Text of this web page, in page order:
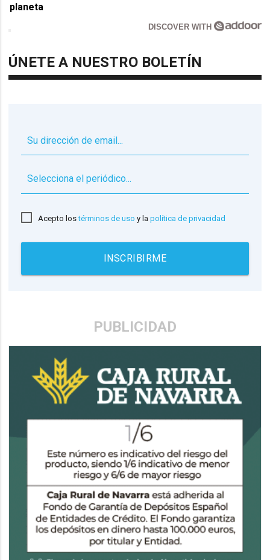
planeta
DISCOVER WITH
ÚNETE A NUESTRO BOLETÍN
Acepto lostérminos de uso y lapolítica de privacidad
INSCRIBIRME
PUBLICIDAD